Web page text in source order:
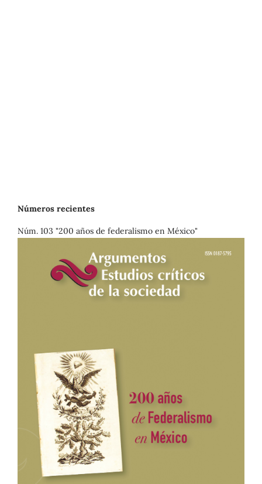
Números recientes
Núm. 103 "200 años de federalismo en México"